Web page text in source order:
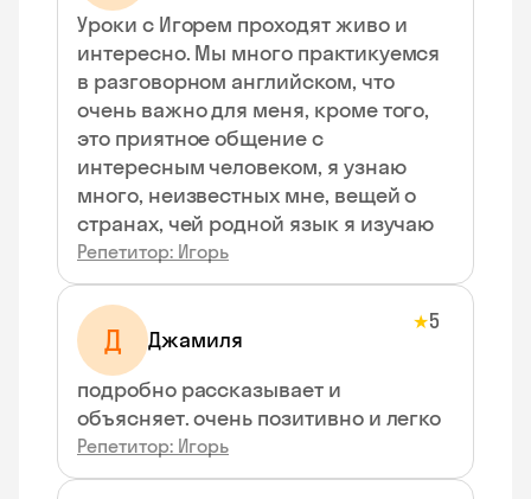
Уроки с Игорем проходят живо и
интересно. Мы много практикуемся
в разговорном английском, что
очень важно для меня, кроме того,
это приятное общение с
интересным человеком, я узнаю
много, неизвестных мне, вещей о
странах, чей родной язык я изучаю
Репетитор: Игорь
Д Джамиля
★5
подробно рассказывает и
объясняет. очень позитивно и легко
Репетитор: Игорь